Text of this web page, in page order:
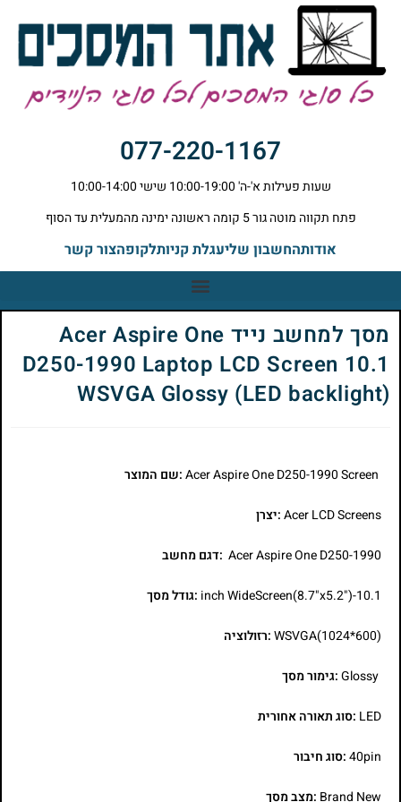
077-220-1167
שעות פעילות א'-ה' 10:00-19:00 שישי 10:00-14:00
פתח תקווה מוטה גור 5 קומה ראשונה ימינה מהמעלית עד הסוף
אודותהחשבון שליעגלת קניותלקופהצור קשר
מסך למחשב נייד Acer Aspire One
D250-1990 Laptop LCD Screen 10.1
WSVGA Glossy (LED backlight)
:שם המוצר
Acer LCD Screens:יצרן
Acer Aspire One D250-1990 :דגם מחשב
10.1-inch WideScreen(8.7"x5.2") :גודל מסך
WSVGA(1024*600):רזולוציה
Glossy:גימור מסך
LED :סוג תאורה אחורית
40pin:סוג חיבור
Brand New :מצב מסך